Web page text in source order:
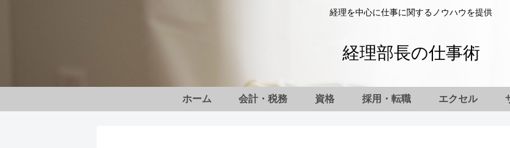
経理を中心に仕事に関するノウハウを提供
経理部長の仕事術
ホーム 会計・税務 資格 採用・転職 エクセル